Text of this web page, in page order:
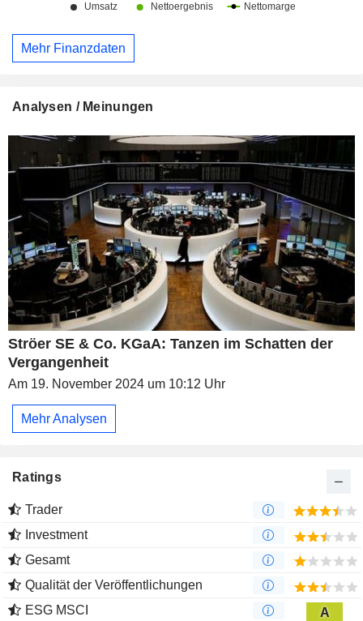
Mehr Finanzdaten
Analysen / Meinungen
Ströer SE & Co. KGaA: Tanzen im Schatten der
Vergangenheit
Am 19. November 2024 um 10:12 Uhr
Mehr Analysen
Ratings
Trader
Investment
Gesamt
Qualität der Veröffentlichungen
ESG MSCI
A